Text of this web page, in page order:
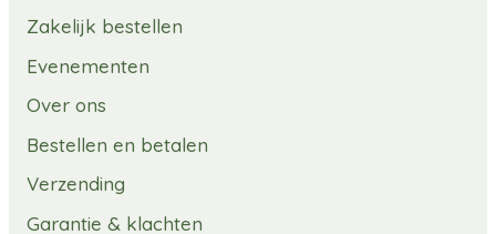
Zakelijk bestellen
Evenementen
Over ons
Bestellen en betalen
Verzending
Garantie & klachten